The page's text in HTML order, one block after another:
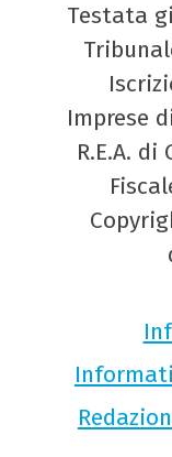
Testata
Imprese
R.E.A. di